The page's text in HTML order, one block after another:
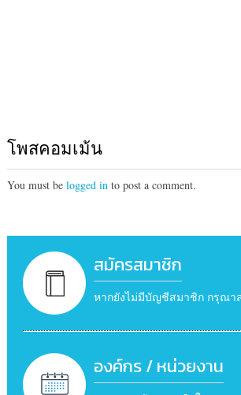
โพสคอมเม้น
You must be logged in to post a comment.
สมัครสมาชิก
หากยังไม่มีบัญชีสมาชิก กรุณา
องค์กร / หน่วยงาน